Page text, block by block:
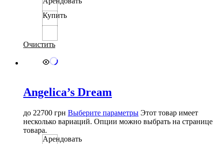
Купить
Очистить
Angelica’s Dream
до 22700 грн Выберите параметры Этот товар имеет
несколько вариаций. Опции можно выбрать на странице
товара.
Арендовать